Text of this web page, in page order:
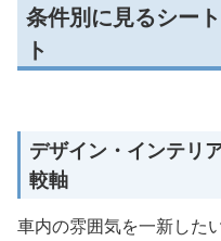
条件別に見るシー
ト
デザイン・インテリ
較軸
車内の雰囲気を一新した